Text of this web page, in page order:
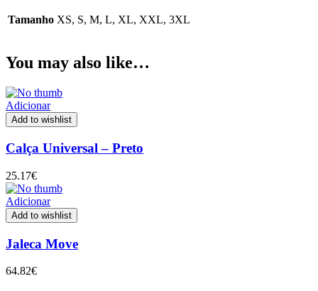
Tamanho XS, S, M, L, XL, XXL, 3XL
You may also like…
Adicionar
Add to wishlist
Calça Universal – Preto
25.17€
Adicionar
Add to wishlist
Jaleca Move
64.82€